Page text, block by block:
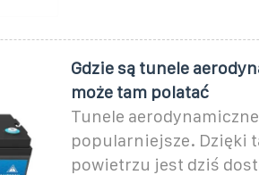
Gdzie są tunele
może tam polatać
Tunele
popularniejsze. Dzięki
powietrzu jest dziś